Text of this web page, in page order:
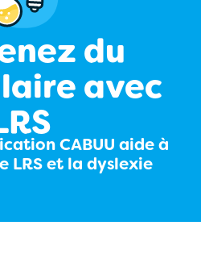
du
avec
CABUU aide à
LRS et la dyslexie